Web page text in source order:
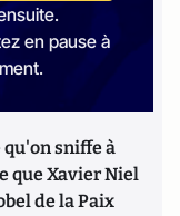
en pause à
qu'on sniffe à
que Xavier Niel
de la Paix